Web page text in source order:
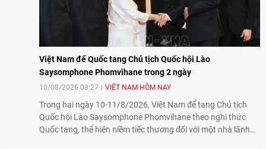
Việt Nam để Quốc tang Chủ tịch Quốc hội Lào
Saysomphone Phomvihane trong 2 ngày
10/08/2026 08:27 VIỆT NAM HÔM NAY
Trong hai ngày 10-11/8/2026, Việt Nam để tang Chủ tịch
Quốc hội Lào Saysomphone Phomvihane theo nghi thức
Quốc tang, thể hiện niềm tiếc thương đối với một nhà lãnh